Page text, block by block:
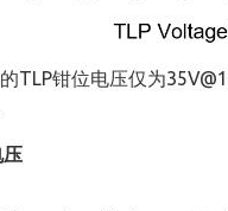
TLP钳位电压仅为
压